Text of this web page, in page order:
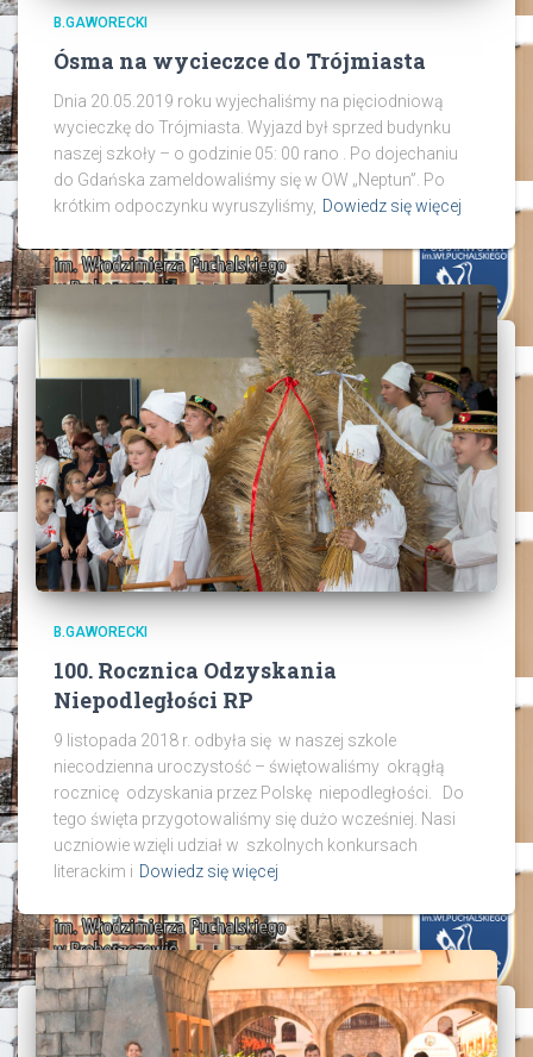
B.GAWORECKI
Ósma na wycieczce do Trójmiasta
Dnia 20.05.2019 roku wyjechaliśmy na pięciodniową
wycieczkę do Trójmiasta. Wyjazd był sprzed budynku
naszej szkoły – o godzinie 05: 00 rano . Po dojechaniu
do Gdańska zameldowaliśmy się w OW „Neptun”. Po
krótkim odpoczynku wyruszyliśmy, Dowiedz się więcej
B.GAWORECKI
100. Rocznica Odzyskania
Niepodległości RP
9 listopada 2018 r. odbyła się w naszej szkole
niecodzienna uroczystość – świętowaliśmy okrągłą
rocznicę odzyskania przez Polskę niepodległości. Do
tego święta przygotowaliśmy się dużo wcześniej. Nasi
uczniowie wzięli udział w szkolnych konkursach
literackim i Dowiedz się więcej